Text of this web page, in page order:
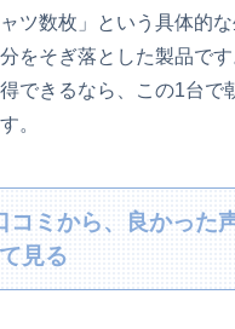
ツ数枚」という具体的
をそぎ落とした製品です
できるなら、この1台で
。
コミから、良かった
見る